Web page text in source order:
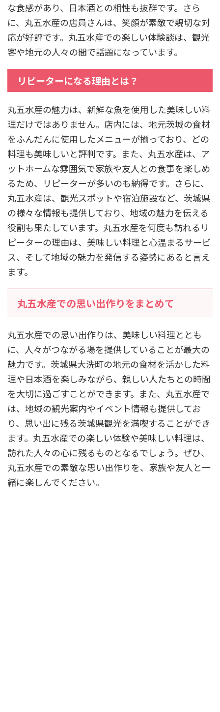
な食感があり、日本酒との相性も抜群です。さら
に、丸五水産の店員さんは、笑顔が素敵で親切な対
応が好評です。丸五水産での楽しい体験談は、観光
客や地元の人々の間で話題になっています。
リピーターになる理由とは？
丸五水産の魅力は、新鮮な魚を使用した美味しい料
理だけではありません。店内には、地元茨城の食材
をふんだんに使用したメニューが揃っており、どの
料理も美味しいと評判です。また、丸五水産は、ア
ットホームな雰囲気で家族や友人との食事を楽しめ
るため、リピーターが多いのも納得です。さらに、
丸五水産は、観光スポットや宿泊施設など、茨城県
の様々な情報も提供しており、地域の魅力を伝える
役割も果たしています。丸五水産を何度も訪れるリ
ピーターの理由は、美味しい料理と心温まるサービ
ス、そして地域の魅力を発信する姿勢にあると言え
ます。
丸五水産での思い出作りをまとめて
丸五水産での思い出作りは、美味しい料理ととも
に、人々がつながる場を提供していることが最大の
魅力です。茨城県大洗町の地元の食材を活かした料
理や日本酒を楽しみながら、親しい人たちとの時間
を大切に過ごすことができます。また、丸五水産で
は、地域の観光案内やイベント情報も提供してお
り、思い出に残る茨城県観光を満喫することができ
ます。丸五水産での楽しい体験や美味しい料理は、
訪れた人々の心に残るものとなるでしょう。ぜひ、
丸五水産での素敵な思い出作りを、家族や友人と一
緒に楽しんでください。